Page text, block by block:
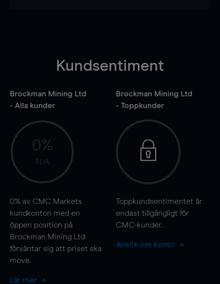
Kundsentiment
Brockman Mining Ltd
- Alla kunder
0%
N/A
0% av CMC Markets
kundkonton med en
öppen position på
Brockman Mining Ltd
förväntar sig att priset ska
move.
Lär mer
Brockman Mining Ltd
- Toppkunder
Toppkundsentimentet är
endast tillgängligt för
CMC-kunder.
Ansök om konto